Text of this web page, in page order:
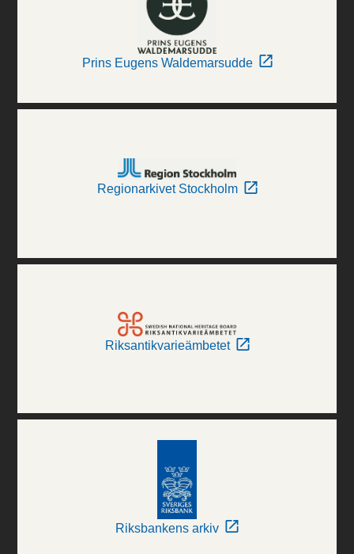
Prins Eugens Waldemarsudde
Regionarkivet Stockholm
Riksantikvarieämbetet
Riksbankens arkiv